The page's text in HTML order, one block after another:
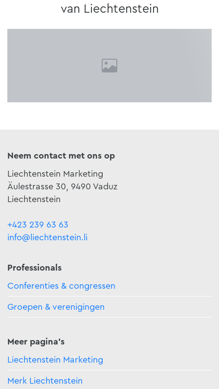
van Liechtenstein
Neem contact met ons op
Liechtenstein Marketing
Äulestrasse 30, 9490 Vaduz
Liechtenstein
+423 239 63 63
info@liechtenstein.li
Professionals
Conferenties & congressen
Groepen & verenigingen
Meer pagina's
Liechtenstein Marketing
Merk Liechtenstein